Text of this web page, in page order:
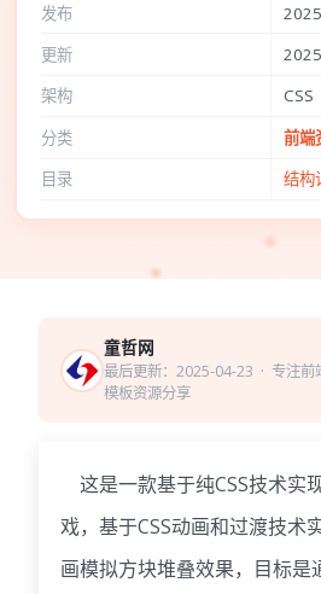
发布
更新
架构
CSS
分类
前端
目录
结构
童哲网
最后更新：2025-04-23 · 专注前
模板资源分享
这是一款基于纯CSS技术实
戏，基于CSS动画和过渡技术
画模拟方块堆叠效果，目标是